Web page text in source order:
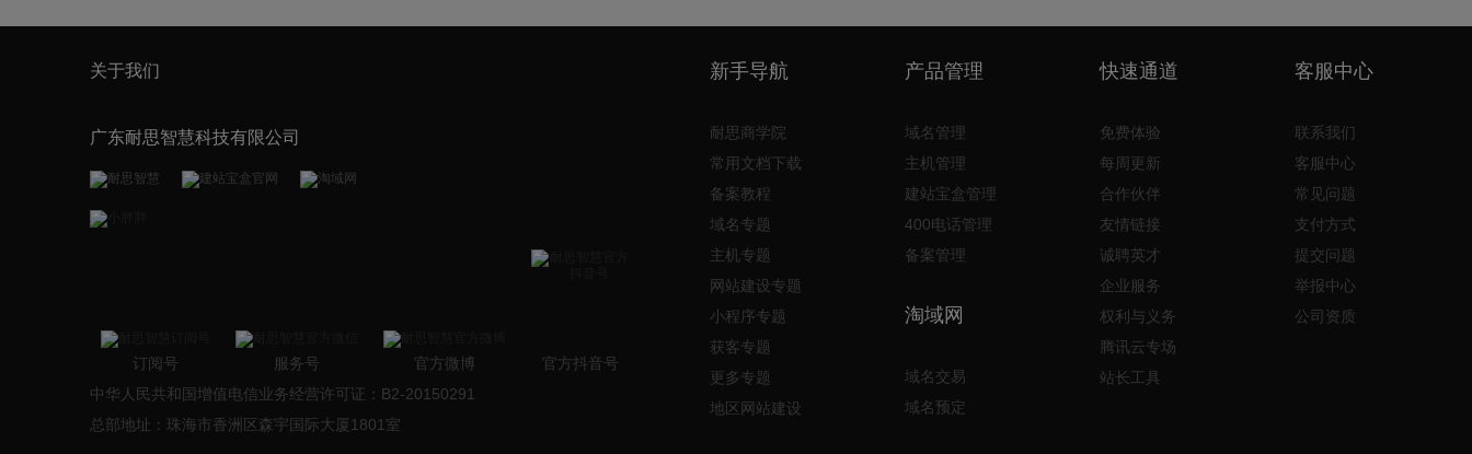
关于我们
广东耐思智慧科技有限公司
订阅号 服务号 官方微博
官方抖音号
中华人民共和国增值电信业务经营许可证：B2-20150291
总部地址：珠海市香洲区森宇国际大厦1801室
新手导航
耐思商学院
常用文档下载
备案教程
域名专题
主机专题
网站建设专题
小程序专题
获客专题
更多专题
地区网站建设
产品管理
域名管理
主机管理
建站宝盒管理
400电话管理
备案管理
淘域网
域名交易
域名预定
快速通道
免费体验
每周更新
合作伙伴
友情链接
诚聘英才
企业服务
权利与义务
腾讯云专场
站长工具
客服中心
联系我们
客服中心
常见问题
支付方式
提交问题
举报中心
公司资质